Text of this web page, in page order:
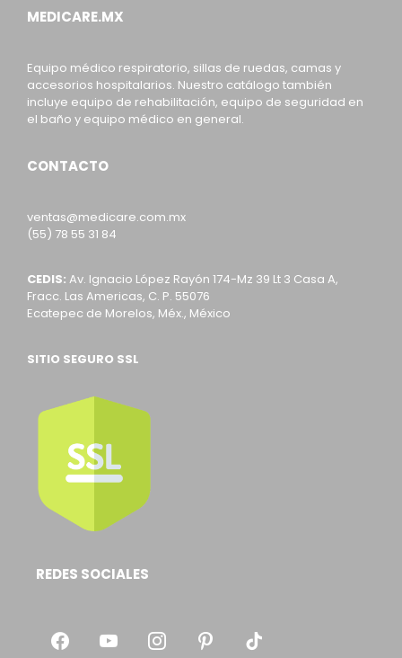
MEDICARE.MX
Equipo médico respiratorio, sillas de ruedas, camas y
accesorios hospitalarios. Nuestro catálogo también
incluye equipo de rehabilitación, equipo de seguridad en
el baño y equipo médico en general.
CONTACTO
ventas@medicare.com.mx
(55) 78 55 31 84
CEDIS: Av. Ignacio López Rayón 174-Mz 39 Lt 3 Casa A,
Fracc. Las Americas, C. P. 55076
Ecatepec de Morelos, Méx., México
SITIO SEGURO SSL
REDES SOCIALES